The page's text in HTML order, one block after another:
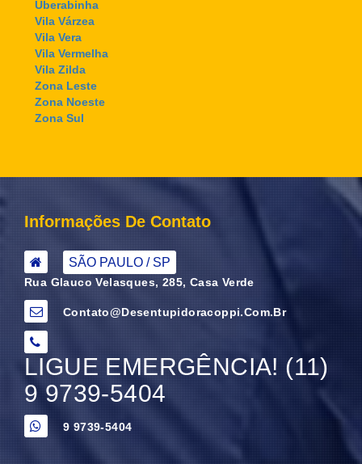
Uberabinha
Vila Várzea
Vila Vera
Vila Vermelha
Vila Zilda
Zona Leste
Zona Noeste
Zona Sul
Informações De Contato
SÃO PAULO / SP
Rua Glauco Velasques, 285, Casa Verde
Contato@desentupidoracoppi.com.br
LIGUE EMERGÊNCIA! (11)
9 9739-5404
9 9739-5404